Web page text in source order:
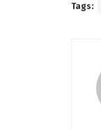
Tags: